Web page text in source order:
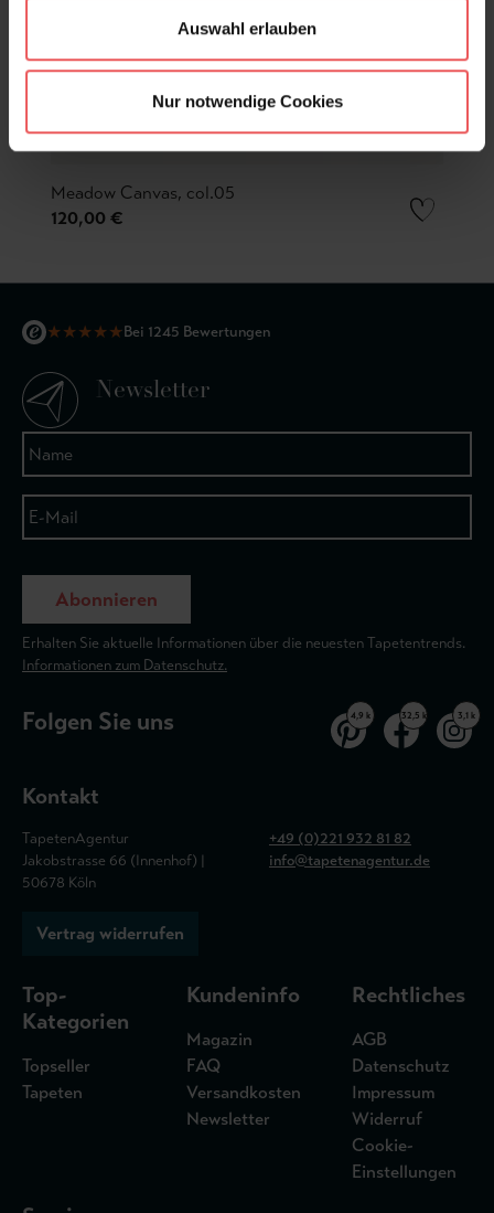
Auswahl erlauben
Nur notwendige Cookies
Meadow Canvas, col.05
120,00 €
★★★★★Bei 1245 Bewertungen
Newsletter
Abonnieren
Erhalten Sie aktuelle Informationen über die neuesten Tapetentrends.
Informationen zum Datenschutz.
Folgen Sie uns 4,9 k 32,5 k 3,1 k
Kontakt
TapetenAgentur
Jakobstrasse 66 (Innenhof) |
50678 Köln
+49 (0)221 932 81 82
info@tapetenagentur.de
Vertrag widerrufen
Top-
Kategorien
Topseller
Tapeten
Kundeninfo
Magazin
FAQ
Versandkosten
Newsletter
Rechtliches
AGB
Datenschutz
Impressum
Widerruf
Cookie-
Einstellungen